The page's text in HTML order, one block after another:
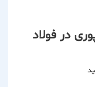
در فولاد